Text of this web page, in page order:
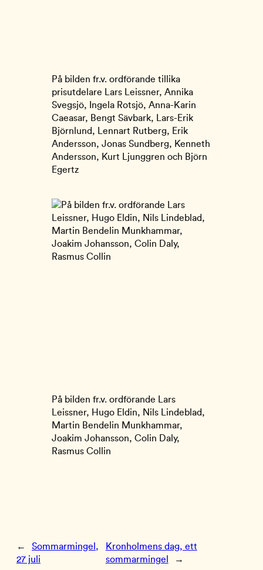
På bilden fr.v. ordförande tillika
prisutdelare Lars Leissner, Annika
Svegsjö, Ingela Rotsjö, Anna-Karin
Caeasar, Bengt Sävbark, Lars-Erik
Björnlund, Lennart Rutberg, Erik
Andersson, Jonas Sundberg, Kenneth
Andersson, Kurt Ljunggren och Björn
Egertz
På bilden fr.v. ordförande Lars
Leissner, Hugo Eldin, Nils Lindeblad,
Martin Bendelin Munkhammar,
Joakim Johansson, Colin Daly,
Rasmus Collin
←
Sommarmingel,
27 juli
Kronholmens dag, ett
sommarmingel
→